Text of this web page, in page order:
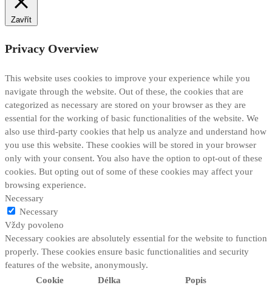
Zavřít
Privacy Overview
This website uses cookies to improve your experience while you
navigate through the website. Out of these, the cookies that are
categorized as necessary are stored on your browser as they are
essential for the working of basic functionalities of the website. We
also use third-party cookies that help us analyze and understand how
you use this website. These cookies will be stored in your browser
only with your consent. You also have the option to opt-out of these
cookies. But opting out of some of these cookies may affect your
browsing experience.
Necessary
Necessary
Vždy povoleno
Necessary cookies are absolutely essential for the website to function
properly. These cookies ensure basic functionalities and security
features of the website, anonymously.
Cookie
Délka Popis